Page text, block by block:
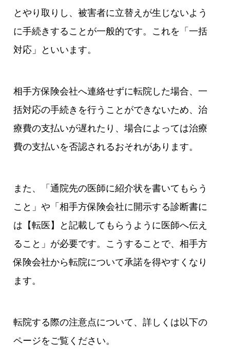
とやり取りし、被害者に立替えが生じないよう
に手続きすることが一般的です。これを「一括
対応」といいます。
相手方保険会社へ連絡せずに転院した場合、一
括対応の手続きを行うことができないため、治
療費の支払いが遅れたり、場合によっては治療
費の支払いを否認されるおそれがあります。
また、「通院先の医師に紹介状を書いてもらう
こと」や「相手方保険会社に開示する診断書に
は【転医】と記載してもらうように医師へ伝え
ること」が必要です。こうすることで、相手方
保険会社から転院について承諾を得やすくなり
ます。
転院する際の注意点について、詳しくは以下の
ページをご覧ください。